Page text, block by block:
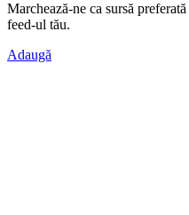
Marchează-ne ca sursă preferată
feed-ul tău.
Adaugă